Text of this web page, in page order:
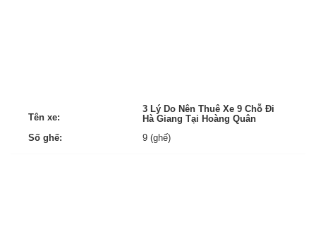
Tên xe:
3 Lý Do Nên Thuê Xe 9 Chỗ Đi
Hà Giang Tại Hoàng Quân
Số ghế:
9 (ghế)